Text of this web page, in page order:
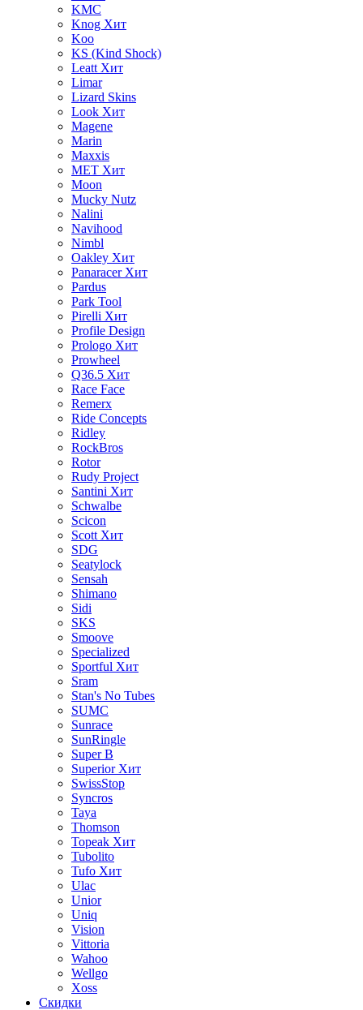
KMC
Knog Хит
Koo
KS (Kind Shock)
Leatt Хит
Limar
Lizard Skins
Look Хит
Magene
Marin
Maxxis
MET Хит
Moon
Mucky Nutz
Nalini
Navihood
Nimbl
Oakley Хит
Panaracer Хит
Pardus
Park Tool
Pirelli Хит
Profile Design
Prologo Хит
Prowheel
Q36.5 Хит
Race Face
Remerx
Ride Concepts
Ridley
RockBros
Rotor
Rudy Project
Santini Хит
Schwalbe
Scicon
Scott Хит
SDG
Seatylock
Sensah
Shimano
Sidi
SKS
Smoove
Specialized
Sportful Хит
Sram
Stan's No Tubes
SUMC
Sunrace
SunRingle
Super B
Superior Хит
SwissStop
Syncros
Taya
Thomson
Topeak Хит
Tubolito
Tufo Хит
Ulac
Unior
Uniq
Vision
Vittoria
Wahoo
Wellgo
Xoss
Скидки